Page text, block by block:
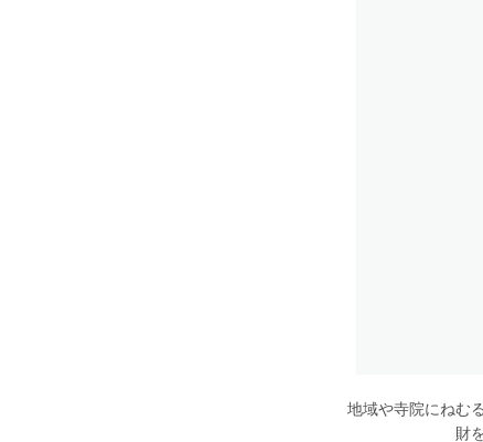
地域や寺院にねむ
財